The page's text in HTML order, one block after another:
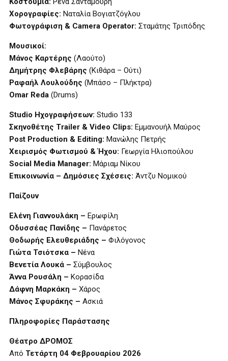
Χορογραφίες: Ναταλία Βογιατζόγλου
Φωτογράφιση & Camera Operator: Σταμάτης Τριπόδης
Μουσικοί:
Μάνος Καρτέρης (Λαούτο)
Δημήτρης Φλεβάρης (Κιθάρα – Ούτι)
Ραφαήλ Λουλούδης (Μπάσο – Πλήκτρα)
Omar Reda (Drums)
Studio Ηχογραφήσεων: Studio 133
Σκηνοθέτης Trailer & Video Clips: Εμμανουήλ Μαύρος
Post Production & Editing: Μανώλης Πετρής
Χειρισμός Φωτισμού & Ήχου: Γεωργία Ηλιοπούλου
Social Media Manager: Μάριαμ Νίκου
Επικοινωνία – Δημόσιες Σχέσεις: Άντζυ Νομικού
Παίζουν
Ελένη Γιαννουλάκη – Ερωφίλη
Οδυσσέας Πανίδης – Πανάρετος
Θοδωρής Ελευθεριάδης – Φιλόγονος
Γιώτα Τσιότσκα – Νένα
Βενετία Λουκά – Σύμβουλος
Άννα Ρουσάλη – Κορασίδα
Δάφνη Μαρκάκη – Χάρος
Μάνος Σφυράκης – Ασκιά
Πληροφορίες Παράστασης
Θέατρο ΔΡΟΜΟΣ
Από Τετάρτη 04 Φεβρουαρίου 2026